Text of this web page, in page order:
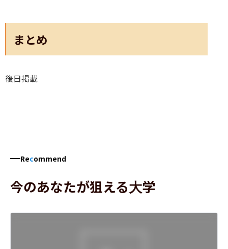
まとめ
後日掲載
Recommend
今のあなたが狙える大学